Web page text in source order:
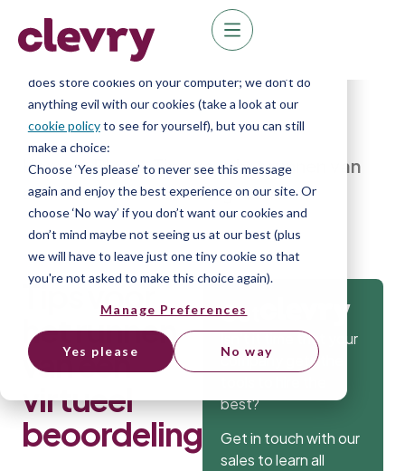
We know right? These cookie pop-ups can really
ruin your visit, so we’ll make this quick. This website
does store cookies on your computer; we don’t do
anything evil with our cookies (take a look at our
cookie policyto see for yourself), but you can still
make a choice:
Choose ‘Yes please’ to never see this message
again and enjoy the best experience on our site. Or
choose ‘No way’ if you don’t want our cookies and
don’t mind maybe not seeing us at our best (plus
we will have to leave just one tiny cookie so that
you're not asked to make this choice again).
Manage Preferences
Yes please No way
Home»Blog»Tips voor het runnen van
een virtueel beoordelingscentrum
Tips voor
het runnen
van een
virtueel
beoordelingscentrum
Get
Isn’t it time that your
company gets the
best?
Get in touch with our
sales to learn all